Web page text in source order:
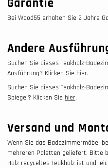
Garantie
Bei Wood55 erhalten Sie 2 Jahre
Andere
Suchen Sie dieses Teakholz-
Ausführung? Klicken Sie hier.
Suchen Sie dieses Teakholz-
Spiegel? Klicken Sie hier.
Versand und
Wenn Sie das Badezimmermöbel
mehreren Paletten geliefert. Bitte
Holz recyceltes Teakholz ist und